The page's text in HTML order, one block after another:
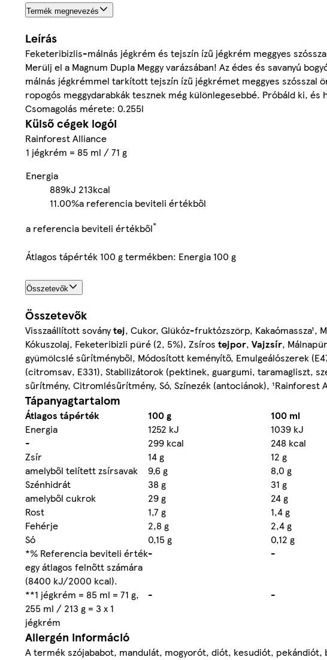
Termék megnevezés
Leírás
Feketeribizlis-málnás jégkrém és tejszín ízű jégkrém meggyes
Merülj el a Magnum Dupla Meggy varázsában! Az édes és savanyú
málnás jégkrémmel tarkított tejszín ízű jégkrémet meggyes szósszal
ropogós meggydarabkák tesznek még különlegesebbé. Próbáld ki, és
Csomagolás mérete: 0.255l
Külső cégek logói
Rainforest Alliance
1 jégkrém = 85 ml / 71 g
Energia
889kJ 213kcal
11.00%a referencia beviteli értékből
a referencia beviteli értékből*
Átlagos tápérték 100 g termékben: Energia 100 g
Összetevők
Összetevők
Visszaállított soványtej, Cukor, Glükóz-fruktózszörp, Kakaómassza¹,
Kókuszolaj, Feketeribizli püré (2, 5%), Zsíros tejpor, Vajzsír,
gyümölcslé sűrítményből, Módosított keményítő, Emulgeálószerek
(citromsav, E331), Stabilizátorok (pektinek, guargumi, taramagliszt,
sűrítmény, Citromlésűrítmény, Só, Színezék (antociánok),
Tápanyagtartalom
Átlagos tápérték 100 g 100 ml
Energia
1252 kJ 1039 kJ
-
299 kcal 248 kcal
Zsír
14 g 12 g
amelyből telített zsírsavak
9,6 g 8,0 g
Szénhidrát
38 g 31 g
amelyből cukrok
29 g 24 g
Rost
1,7 g 1,4 g
Fehérje
2,8 g 2,4 g
Só
0,15 g 0,12 g
*% Referencia beviteli érték
egy átlagos felnőtt számára
(8400 kJ/2000 kcal).
- -
**1 jégkrém = 85 ml = 71 g,
255 ml / 213 g = 3 x 1
jégkrém
- -
Allergén információ
A termék szójababot, mandulát, mogyorót, diót, kesudiót,